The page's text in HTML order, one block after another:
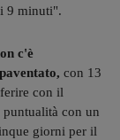
9 minuti".
c'è
con 13
con il
puntualità con un
giorni per il